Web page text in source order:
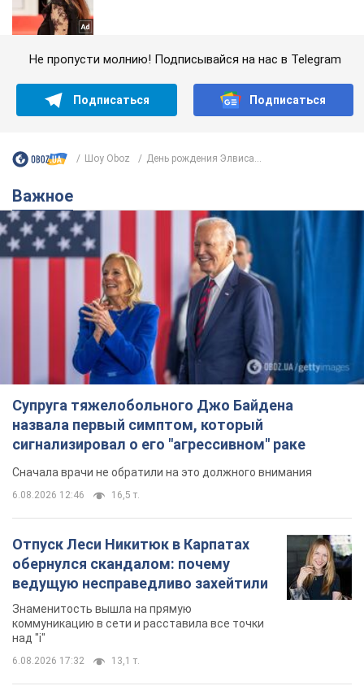
Не пропусти молнию! Подписывайся на нас в Telegram
Подписаться Подписаться
Шоу Oboz День рождения Элвиса...
Важное
Супруга тяжелобольного Джо Байдена
назвала первый симптом, который
сигнализировал о его "агрессивном" раке
Сначала врачи не обратили на это должного внимания
6.08.2026 12:46 16,5 т.
Отпуск Леси Никитюк в Карпатах
обернулся скандалом: почему
ведущую несправедливо захейтили
Знаменитость вышла на прямую
коммуникацию в сети и расставила все точки
над "i"
6.08.2026 17:32 13,1 т.